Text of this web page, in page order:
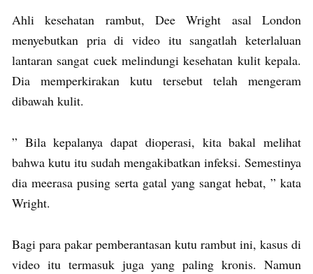
Ahli kesehatan rambut, Dee Wright asal London
menyebutkan pria di video itu sangatlah keterlaluan
lantaran sangat cuek melindungi kesehatan kulit kepala.
Dia memperkirakan kutu tersebut telah mengeram
dibawah kulit.
” Bila kepalanya dapat dioperasi, kita bakal melihat
bahwa kutu itu sudah mengakibatkan infeksi. Semestinya
dia meerasa pusing serta gatal yang sangat hebat, ” kata
Wright.
Bagi para pakar pemberantasan kutu rambut ini, kasus di
video itu termasuk juga yang paling kronis. Namun